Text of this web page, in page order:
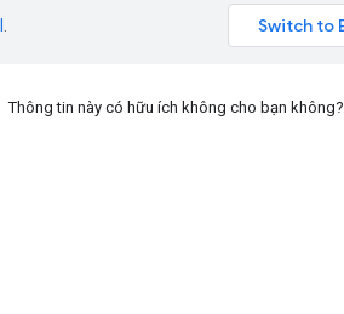
Thông tin này có hữu ích không cho bạn không?